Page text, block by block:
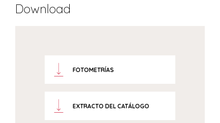
Download
FOTOMETRÍAS
EXTRACTO DEL CATÁLOGO